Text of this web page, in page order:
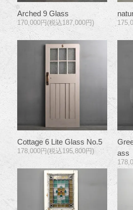
Arched 9 Glass
170,000円(税込187,000円)
Cottage 6 Lite Glass No.5
178,000円(税込195,800円)
ass